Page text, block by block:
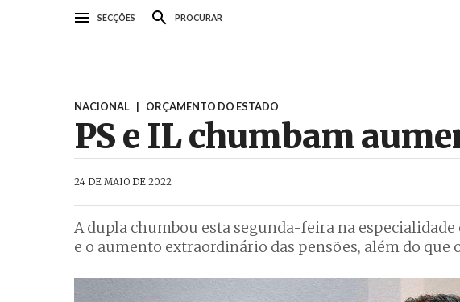
SECÇÕES PROCURAR
NACIONAL | ORÇAMENTO DO ESTADO
PS e IL chumbam
24 DE MAIO DE 2022
A dupla chumbou esta segunda-feira na
e o aumento extraordinário das pensões, além do que